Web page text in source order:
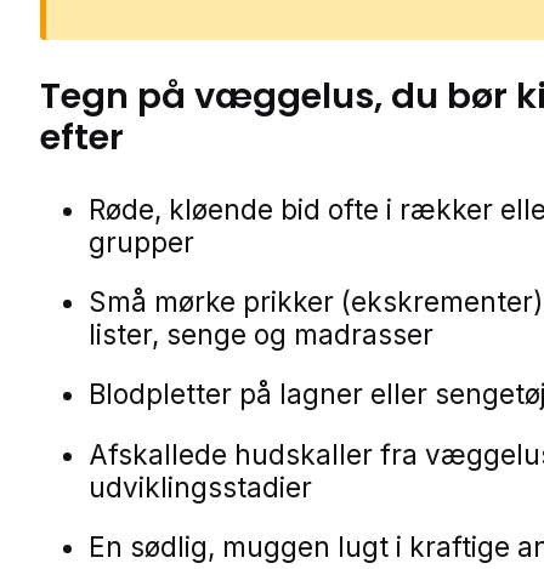
Tegn på væggelus, du bør
efter
Røde, kløende bid ofte i rækker
grupper
Små mørke prikker
lister, senge og madrasser
Blodpletter på lagner eller
Afskallede hudskaller fra
udviklingsstadier
En sødlig, muggen lugt i kraftige